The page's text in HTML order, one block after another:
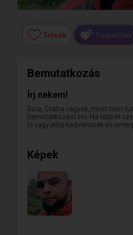
Tetszik SzuperSzív
Bemutatkozás
Írj nekem!
Szia, Csaba vagyok, most nem
bemutatkozást írni. Ha többet
írj vagy jelölj kedvencnek és
Képek